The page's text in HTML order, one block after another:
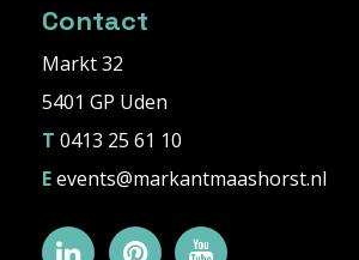
Contact
Markt 32
5401 GP Uden
T 0413 25 61 10
Eevents@markantmaashorst.nl